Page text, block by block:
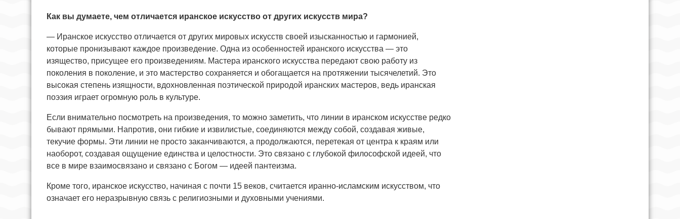
Как вы думаете, чем отличается иранское искусство от других искусств мира?
— Иранское искусство отличается от других мировых искусств своей изысканностью и гармонией,
которые пронизывают каждое произведение. Одна из особенностей иранского искусства — это
изящество, присущее его произведениям. Мастера иранского искусства передают свою работу из
поколения в поколение, и это мастерство сохраняется и обогащается на протяжении тысячелетий. Это
высокая степень изящности, вдохновленная поэтической природой иранских мастеров, ведь иранская
поэзия играет огромную роль в культуре.
Если внимательно посмотреть на произведения, то можно заметить, что линии в иранском искусстве редко
бывают прямыми. Напротив, они гибкие и извилистые, соединяются между собой, создавая живые,
текучие формы. Эти линии не просто заканчиваются, а продолжаются, перетекая от центра к краям или
наоборот, создавая ощущение единства и целостности. Это связано с глубокой философской идеей, что
все в мире взаимосвязано и связано с Богом — идеей пантеизма.
Кроме того, иранское искусство, начиная с почти 15 веков, считается иранно-исламским искусством, что
означает его неразрывную связь с религиозными и духовными учениями.